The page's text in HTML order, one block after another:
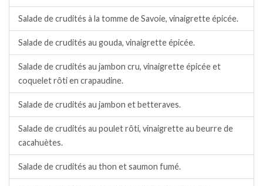
Salade de crudités à la tomme de Savoie, vinaigrette épicée.
Salade de crudités au gouda, vinaigrette épicée.
Salade de crudités au jambon cru, vinaigrette épicée et
coquelet rôti en crapaudine.
Salade de crudités au jambon et betteraves.
Salade de crudités au poulet rôti, vinaigrette au beurre de
cacahuètes.
Salade de crudités au thon et saumon fumé.